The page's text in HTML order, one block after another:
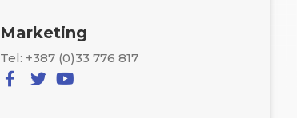
Marketing
Tel: +387 (0)33 776 817